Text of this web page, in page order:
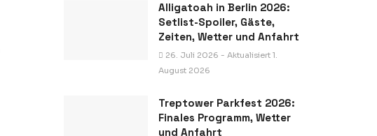
Alligatoah in Berlin 2026:
Setlist-Spoiler, Gäste,
Zeiten, Wetter und Anfahrt
26. Juli 2026 - Aktualisiert 1.
August 2026
Treptower Parkfest 2026:
Finales Programm, Wetter
und Anfahrt